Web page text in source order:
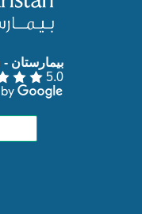
بيمارستان - Bimaristan‏
5.0